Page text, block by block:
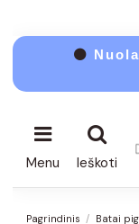
⚫
Menu Ieškoti
Pagrindinis Batai